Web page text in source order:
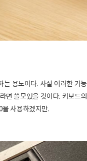
는 용도이다. 사실 이러한 기능
면 쓸모있을 것이다. 키보드의
을 사용하겠지만.